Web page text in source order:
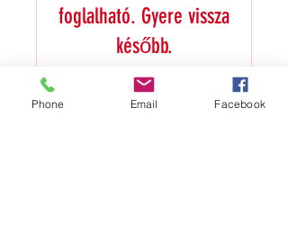
foglalható. Gyere vissza
később.
Phone Email Facebook